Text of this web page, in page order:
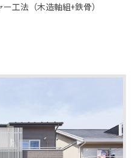
工法（木造軸組+鉄骨）